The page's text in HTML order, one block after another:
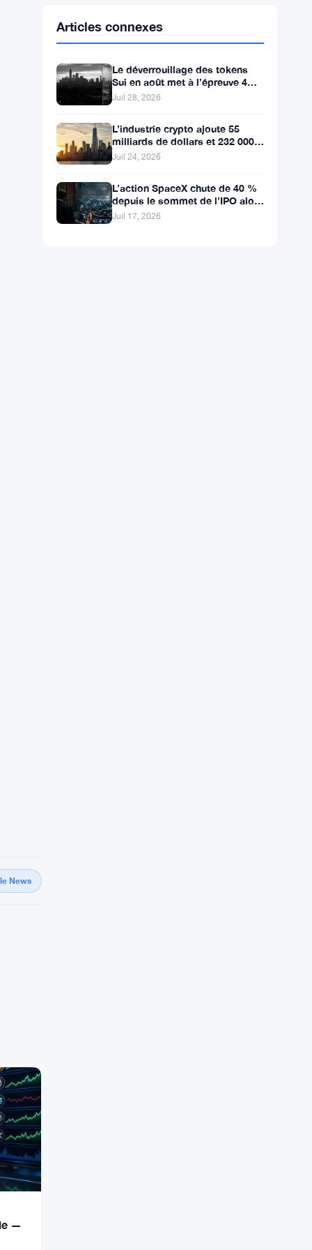
News
SolanaSOL $72.9104 ▼ -1.36%
XRPXRP $1.0250
Le déverrouillage des tokens